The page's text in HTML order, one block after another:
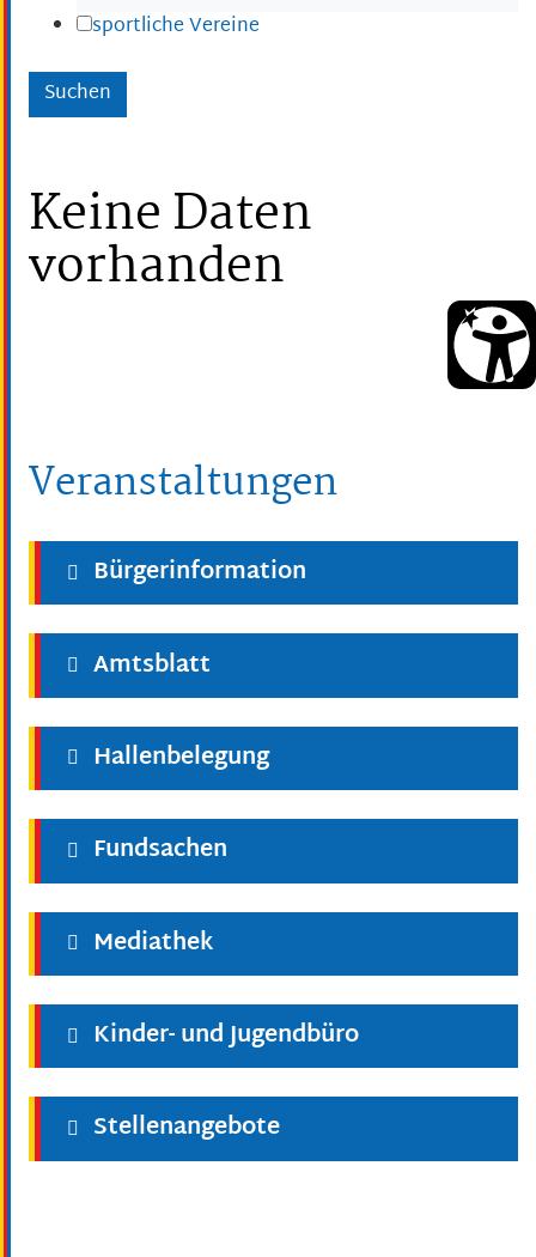
sportliche Vereine
Keine Daten
vorhanden
Veranstaltungen
Bürgerinformation
Amtsblatt
Hallenbelegung
Fundsachen
Mediathek
Kinder- und Jugendbüro
Stellenangebote